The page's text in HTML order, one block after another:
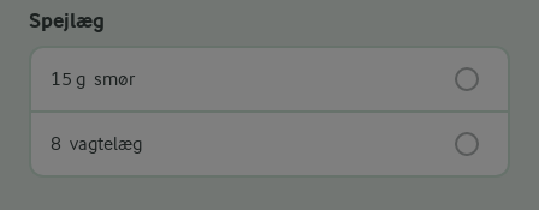
Spejlæg
15 g smør
8 vagtelæg